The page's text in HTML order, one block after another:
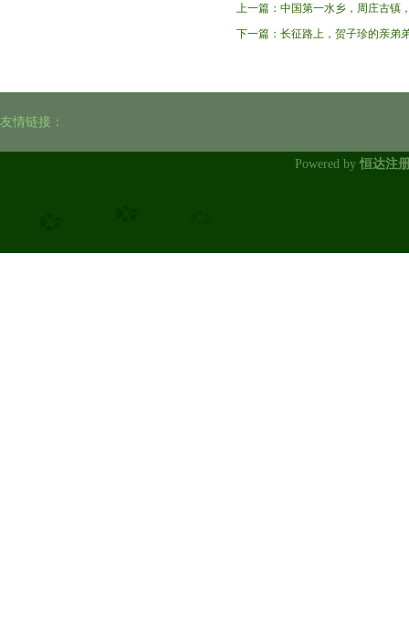
上一篇： 中国第一水乡，周庄古镇
下一篇： 长征路上，贺子珍的亲弟
友情链接：
Powered by恒达注